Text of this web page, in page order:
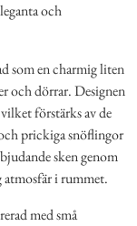
och
som en charmig liten
och dörrar. Designen
förstärks av de
prickiga snöflingor
sken genom
atmosfär i rummet.
med små